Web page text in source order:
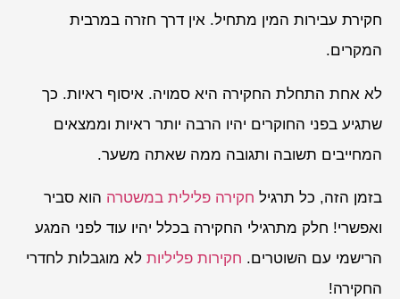
חקירת עבירות המין מתחיל. אין דרך חזרה במרבית
המקרים.
לא אחת התחלת החקירה היא סמויה. איסוף ראיות. כך
שתגיע בפני החוקרים יהיו הרבה יותר ראיות וממצאים
המחייבים תשובה ותגובה ממה שאתה משער.
בזמן הזה, כל תרגיל חקירה פלילית במשטרה הוא סביר
ואפשרי! חלק מתרגילי החקירה בכלל יהיו עוד לפני המגע
הרישמי עם השוטרים. חקירות פליליות לא מוגבלות לחדרי
החקירה!